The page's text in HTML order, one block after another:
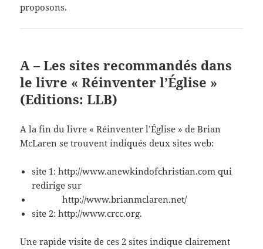
proposons.
A – Lessites recommandés dans
le livre « Réinventer l’Église »
(Editions: LLB)
A la fin du livre « Réinventer l’Église » de Brian
McLaren se trouvent indiqués deux sites web:
site 1: http://www.anewkindofchristian.com qui
redirige sur
http://www.brianmclaren.net/
site 2: http://www.crcc.org.
Une rapide visite de ces 2 sites indique clairement